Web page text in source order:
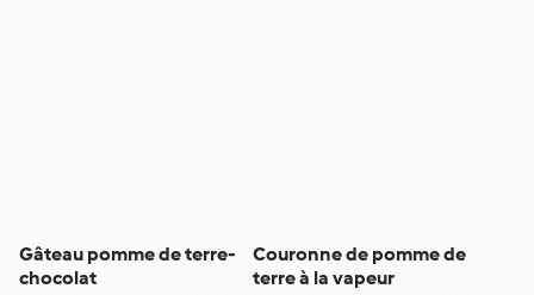
Gâteau pomme de terre-
chocolat
Couronne de pomme de
terre à la vapeur